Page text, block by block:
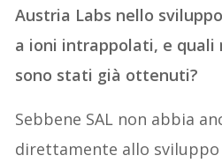
Austria Labs nello
a ioni intrappolati, e
sono stati già ottenuti?
Sebbene SAL non abbia
direttamente allo